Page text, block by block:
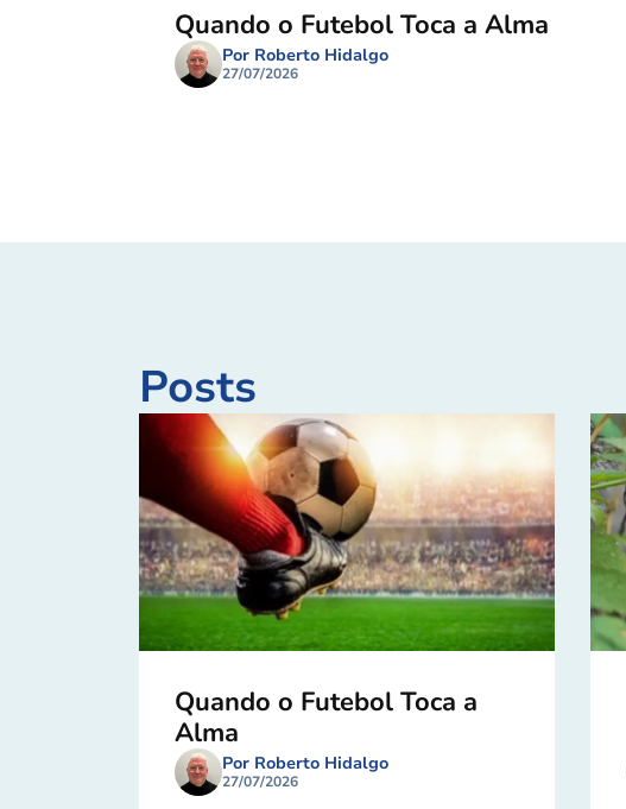
Quando o Futebol Toca a Alma
Por Roberto Hidalgo
27/07/2026
Posts
Quando o Futebol Toca a
Alma
Por Roberto Hidalgo
27/07/2026